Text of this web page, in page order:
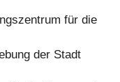
für die
der Stadt